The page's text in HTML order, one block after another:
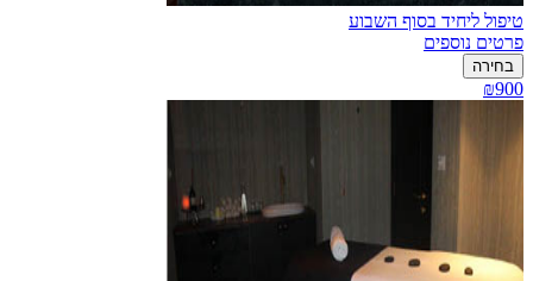
טיפול ליחיד בסוף השבוע
פרטים נוספים
בחירה
₪900